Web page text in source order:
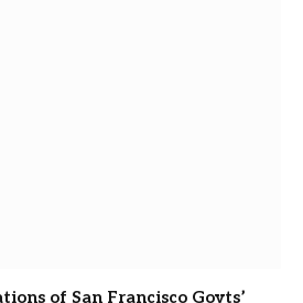
of San Francisco Govts’